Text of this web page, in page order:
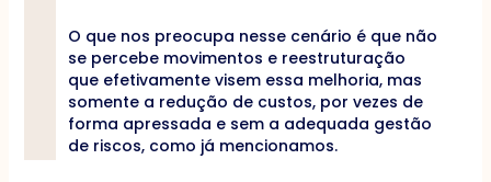
O que nos preocupa nesse cenário é que não
se percebe movimentos e reestruturação
que efetivamente visem essa melhoria, mas
somente a redução de custos, por vezes de
forma apressada e sem a adequada gestão
de riscos, como já mencionamos.